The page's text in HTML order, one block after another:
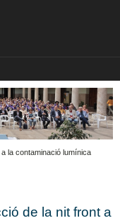
la contaminació lumínica
de la nit front a